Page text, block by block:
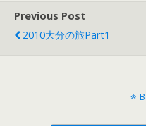
Previous Post
2010大分の旅Part1